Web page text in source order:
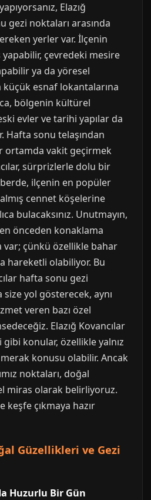
Elazığ
gezi noktaları arasında
yerler var. İlçenin
çevredeki mesire
ya da yöresel
esnaf lokantalarına
bölgenin kültürel
evler ve tarihi yapılar da
Hafta sonu telaşından
ortamda vakit geçirmek
sürprizlerle dolu bir
ilçenin en popüler
cennet köşelerine
bulacaksınız. Unutmayın,
önceden konaklama
var; çünkü özellikle bahar
hareketli olabiliyor. Bu
hafta sonu gezi
yol gösterecek, aynı
veren bazı özel
Elazığ Kovancılar
konular, özellikle yalnız
konusu olabilir. Ancak
noktaları, doğal
miras olarak belirliyoruz.
keşfe çıkmaya hazır
Güzellikleri ve Gezi
Huzurlu Bir Gün